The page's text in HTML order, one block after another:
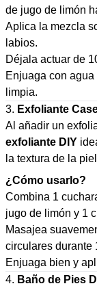
de jugo de limón
Aplica la mezcla
labios.
Déjala actuar de
Enjuaga con
limpia.
3. Exfoliante
Al añadir un
exfoliante DIY
la textura de la
¿Cómo usarlo?
Combina 1
jugo de limón y 1
Masajea
circulares durante
Enjuaga bien y
4. Baño de Pies